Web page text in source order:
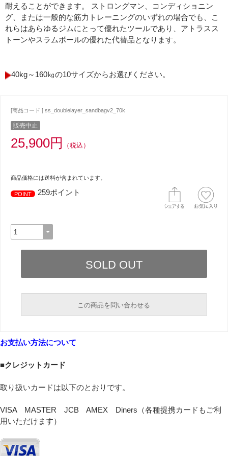
耐えることができます。 ストロングマン、コンディショニン
グ、または一般的な筋力トレーニングのいずれの場合でも、こ
れらはあらゆるジムにとって優れたツールであり、アトラスス
トーンやスラムボールの優れた代替品となります。
40kg～160㎏の10サイズからお選びください。
[商品コード ] ss_doublelayer_sandbagv2_70k
販売中止
25,900円 （税込）
商品価格には送料が含まれています。
POINT 259ポイント
この商品を問い合わせる
お支払い方法について
■クレジットカード
取り扱いカードは以下のとおりです。
VISA MASTER JCB AMEX Diners（各種提携カードもご利
用いただけます）